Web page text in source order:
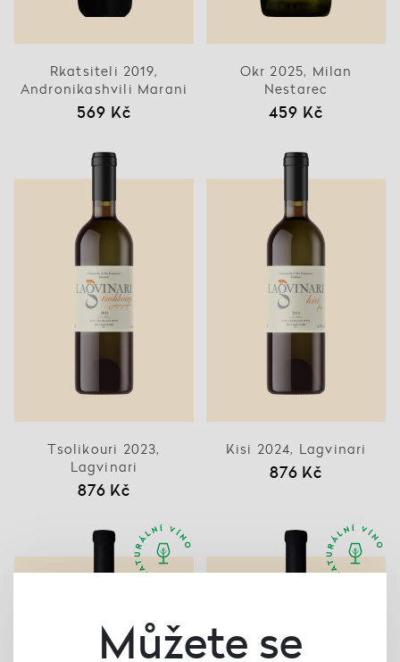
Rkatsiteli 2019,
Andronikashvili Marani
569 Kč
Okr 2025, Milan
Nestarec
459 Kč
Tsolikouri 2023,
Lagvinari
876 Kč
Kisi 2024, Lagvinari
876 Kč
Můžete se